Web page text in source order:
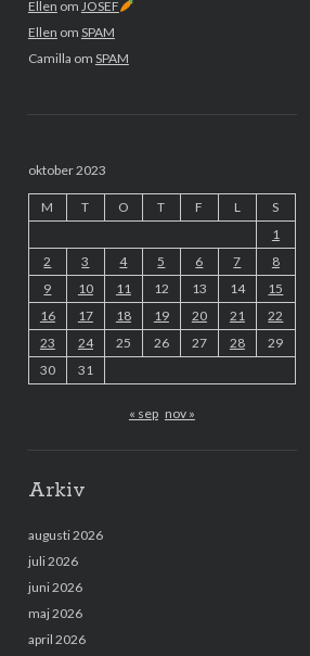
Ellen om JOSEF
Ellen om SPAM
Camilla om SPAM
oktober 2023
M T O T F L
S
1
2
3 4 5 6 7
8
9
10 11 12 13 14
15
16
17 18 19 20 21
22
23
24 25 26 27 28
29
30
31
« sep nov »
Arkiv
augusti 2026
juli 2026
juni 2026
maj 2026
april 2026